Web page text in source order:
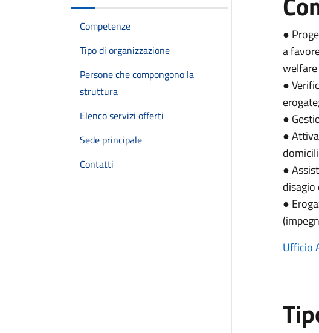
Competenze
Tipo di organizzazione
Persone che compongono la
struttura
Elenco servizi offerti
Sede principale
Contatti
●
a
●
erogate;
●
●
●
●
Ufficio